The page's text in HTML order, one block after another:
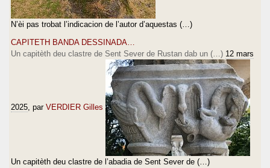
N’èi pas trobat l’indicacion de l’autor d’aquestas (…)
CAPITETH BANDA DESSINADA…
Un capitèth deu clastre de Sent Sever de Rustan dab un (…) 12 mars
2025 , par VERDIER Gilles
Un capitèth deu clastre de l’abadia de Sent Sever de (…)